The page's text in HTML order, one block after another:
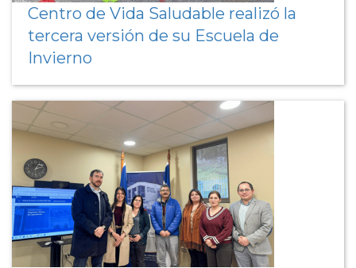
Centro de Vida Saludable realizó la
tercera versión de su Escuela de
Invierno